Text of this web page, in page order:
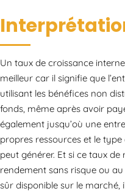
Un taux de croissance
meilleur car il signifie que
utilisant les bénéfices non
fonds, même après avoir
également jusqu’où une
propres ressources et le
peut générer. Et si ce taux
rendement sans risque ou
sûr disponible sur le marché,